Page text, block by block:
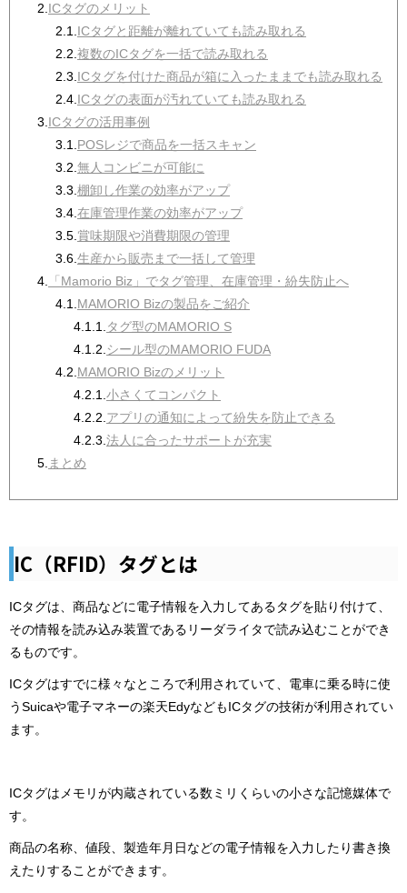
2.ICタグのメリット
2.1.ICタグと距離が離れていても読み取れる
2.2.複数のICタグを一括で読み取れる
2.3.ICタグを付けた商品が箱に入ったままでも読み取れる
2.4.ICタグの表面が汚れていても読み取れる
3.ICタグの活用事例
3.1.POSレジで商品を一括スキャン
3.2.無人コンビニが可能に
3.3.棚卸し作業の効率がアップ
3.4.在庫管理作業の効率がアップ
3.5.賞味期限や消費期限の管理
3.6.生産から販売まで一括して管理
4. 「Mamorio Biz」でタグ管理、在庫管理・紛失防止へ
4.1.MAMORIO Bizの製品をご紹介
4.1.1.タグ型のMAMORIO S
4.1.2.シール型のMAMORIO FUDA
4.2.MAMORIO Bizのメリット
4.2.1.小さくてコンパクト
4.2.2.アプリの通知によって紛失を防止できる
4.2.3.法人に合ったサポートが充実
5. まとめ
IC（RFID）タグとは
ICタグは、商品などに電子情報を入力してあるタグを貼り付けて、
その情報を読み込み装置であるリーダライタで読み込むことができ
るものです。
ICタグはすでに様々なところで利用されていて、電車に乗る時に使
うSuicaや電子マネーの楽天EdyなどもICタグの技術が利用されてい
ます。
ICタグはメモリが内蔵されている数ミリくらいの小さな記憶媒体で
す。
商品の名称、値段、製造年月日などの電子情報を入力したり書き換
えたりすることができます。